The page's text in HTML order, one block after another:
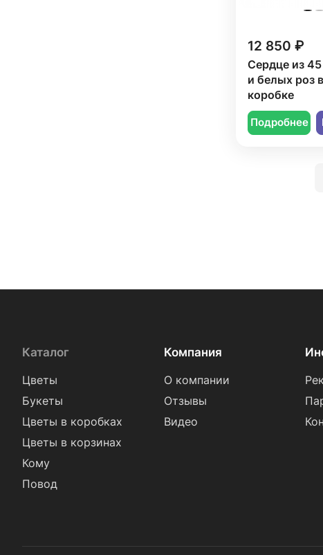
12 850 ₽
Сердце из
и белых роз
коробке
Подробнее
Каталог
Цветы
Букеты
Цветы в коробках
Цветы в корзинах
Кому
Повод
Компания
О компании
Отзывы
Видео